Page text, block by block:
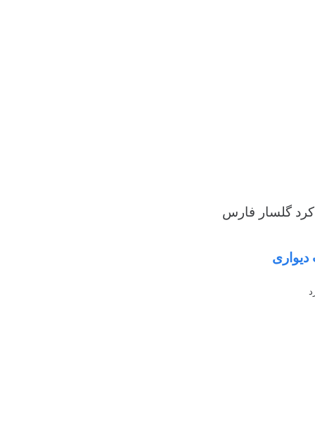
کرد گلسار فارس
دیواری